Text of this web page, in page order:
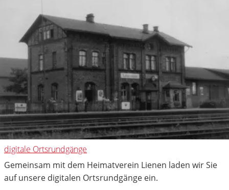
digitale Ortsrundgänge
Gemeinsam mit dem Heimatverein Lienen laden wir Sie
auf unsere digitalen Ortsrundgänge ein.